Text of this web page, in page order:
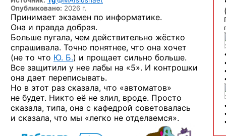
Опубликовано: 2026 г.
Принимает экзамен по информатике.
Она и правда добрая.
Больше пугала, чем действительно жёстко
спрашивала. Точно понятнее, что она хочет
(не то что Ю. Б.) и прощает сильно больше.
Все защитили у нее лабы на «5». И контрошки
она дает переписывать.
Но в этот раз сказала, что «автоматов»
не будет. Никто её не злил, вроде. Просто
сказала, типа, она с кафедрой советовалась
и сказала, что мы «легко не отделаемся».